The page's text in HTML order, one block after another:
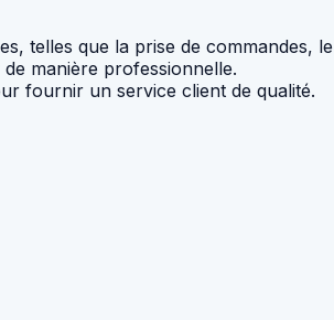
telles que la prise de commandes,
manière professionnelle.
fournir un service client de qualité.